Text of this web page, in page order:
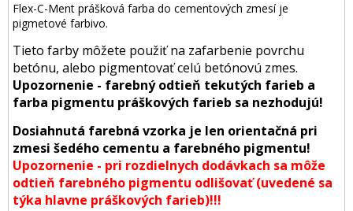
Flex-C-Ment prášková farba do cementových zmesí je
pigmetové farbivo.
Tieto farby môžete použiť na zafarbenie povrchu
betónu, alebo pigmentovať celú betónovú zmes.
Upozornenie - farebný odtieň tekutých farieb a
farba pigmentu práškových farieb sa nezhodujú!
Dosiahnutá farebná vzorka je len orientačná pri
zmesi šedého cementu a farebného pigmentu!
Upozornenie - pri rozdielnych dodávkach sa môže
odtieň farebného pigmentu odlišovať (uvedené sa
týka hlavne práškových farieb)!!!